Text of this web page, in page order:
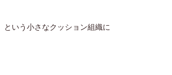
いう小さなクッション組織に